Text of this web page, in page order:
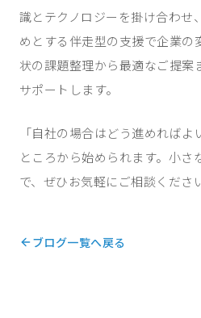
識とテクノロジーを掛け合わせ
めとする伴走型の支援で企業の
状の課題整理から最適なご提案
サポートします。
「自社の場合はどう進めれば
ところから始められます。小さ
で、ぜひお気軽にご相談くださ
ブログ一覧へ戻る